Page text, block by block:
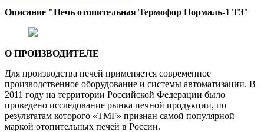
Описание "Печь отопительная Термофор Нормаль-1 ТЗ"
О ПРОИЗВОДИТЕЛЕ
Для производства печей применяется современное
производственное оборудование и системы автоматизации. В
2011 году на территории Российской Федерации было
проведено исследование рынка печной продукции, по
результатам которого «TMF» признан самой популярной
маркой отопительных печей в России.